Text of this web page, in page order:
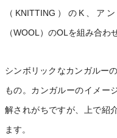
（KNITTING）のK、ア
（WOOL）のOLを組み合わ
シンボリックなカンガルー
もの。カンガルーのイメー
解されがちですが、上で紹
ます。